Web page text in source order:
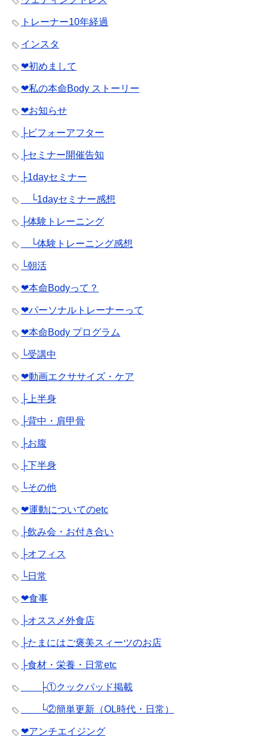
トレーナー10年経過
インスタ
❤︎初めまして
❤︎私の本命Body ストーリー
❤︎お知らせ
├ビフォーアフター
├セミナー開催告知
├1dayセミナー
└1dayセミナー感想
├体験トレーニング
└体験トレーニング感想
└朝活
❤︎本命Bodyって？
❤︎パーソナルトレーナーって
❤︎本命Body プログラム
└受講中
❤︎動画エクササイズ・ケア
├上半身
├背中・肩甲骨
├お腹
├下半身
└その他
❤︎運動についてのetc
├飲み会・お付き合い
├オフィス
└日常
❤︎食事
├オススメ外食店
├たまにはご褒美スィーツのお店
├食材・栄養・日常etc
├①クックパッド掲載
└②簡単更新（OL時代・日常）
❤︎アンチエイジング